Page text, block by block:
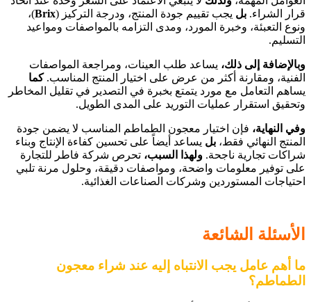
قرار الشراء. بل يجب تقييم جودة المنتج، ودرجة التركيز (Brix)،
ونوع التعبئة، وخبرة المورد، ومدى التزامه بالمواصفات ومواعيد
التسليم.
وبالإضافة إلى ذلك، يساعد طلب العينات، ومراجعة المواصفات
الفنية، ومقارنة أكثر من عرض على اختيار المنتج المناسب.كما
يساهم التعامل مع مورد يتمتع بخبرة في التصدير في تقليل المخاطر
وتحقيق استقرار عمليات التوريد على المدى الطويل.
وفي النهاية، فإن اختيار معجون الطماطم المناسب لا يضمن جودة
المنتج النهائي فقط، بل يساعد أيضاً على تحسين كفاءة الإنتاج وبناء
شراكات تجارية ناجحة. ولهذا السبب، تحرص شركة فاطر للتجارة
على توفير معلومات واضحة، ومواصفات دقيقة، وحلول مرنة تلبي
احتياجات المستوردين وشركات الصناعات الغذائية.
الأسئلة الشائعة
ما أهم عامل يجب الانتباه إليه عند شراء معجون
الطماطم؟